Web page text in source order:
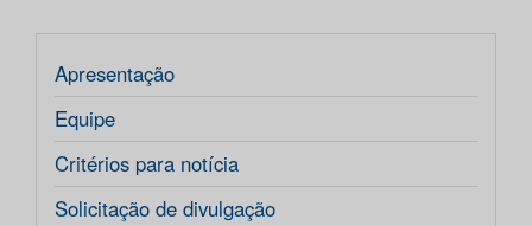
Apresentação
Equipe
Critérios para notícia
Solicitação de divulgação